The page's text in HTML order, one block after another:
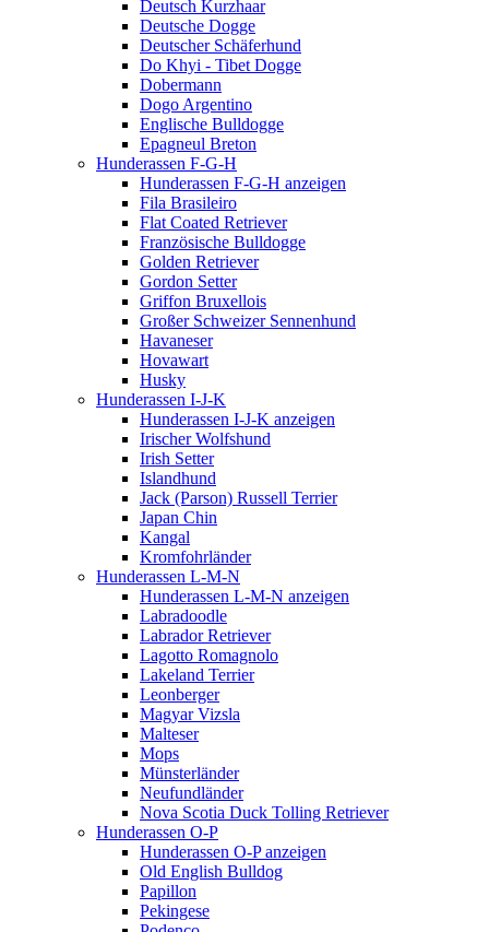
Deutsch Kurzhaar
Deutsche Dogge
Deutscher Schäferhund
Do Khyi - Tibet Dogge
Dobermann
Dogo Argentino
Englische Bulldogge
Epagneul Breton
Hunderassen F-G-H
Hunderassen F-G-H anzeigen
Fila Brasileiro
Flat Coated Retriever
Französische Bulldogge
Golden Retriever
Gordon Setter
Griffon Bruxellois
Großer Schweizer Sennenhund
Havaneser
Hovawart
Husky
Hunderassen I-J-K
Hunderassen I-J-K anzeigen
Irischer Wolfshund
Irish Setter
Islandhund
Jack (Parson) Russell Terrier
Japan Chin
Kangal
Kromfohrländer
Hunderassen L-M-N
Hunderassen L-M-N anzeigen
Labradoodle
Labrador Retriever
Lagotto Romagnolo
Lakeland Terrier
Leonberger
Magyar Vizsla
Malteser
Mops
Münsterländer
Neufundländer
Nova Scotia Duck Tolling Retriever
Hunderassen O-P
Hunderassen O-P anzeigen
Old English Bulldog
Papillon
Pekingese